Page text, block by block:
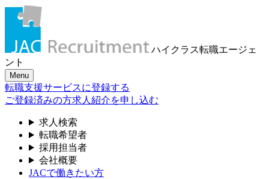
ハイクラス転職エージェ
ント
Menu
転職支援サービスに登録する
ご登録済みの方求人紹介を申し込む
求人検索
転職希望者
採用担当者
会社概要
JACで働きたい方